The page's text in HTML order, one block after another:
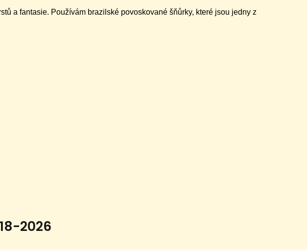
a fantasie. Používám brazilské povoskované šňůrky, které jsou jedny z
2026